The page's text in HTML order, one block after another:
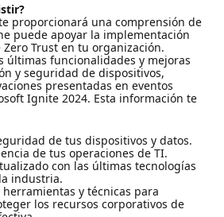
proporcionará una comprensión de
puede apoyar la implementación
Trust en tu organización.
últimas funcionalidades y mejoras
y seguridad de dispositivos,
presentadas en eventos
Ignite 2024. Esta información te
de tus dispositivos y datos.
de tus operaciones de TI.
con las últimas tecnologías
industria.
y técnicas para
los recursos corporativos de